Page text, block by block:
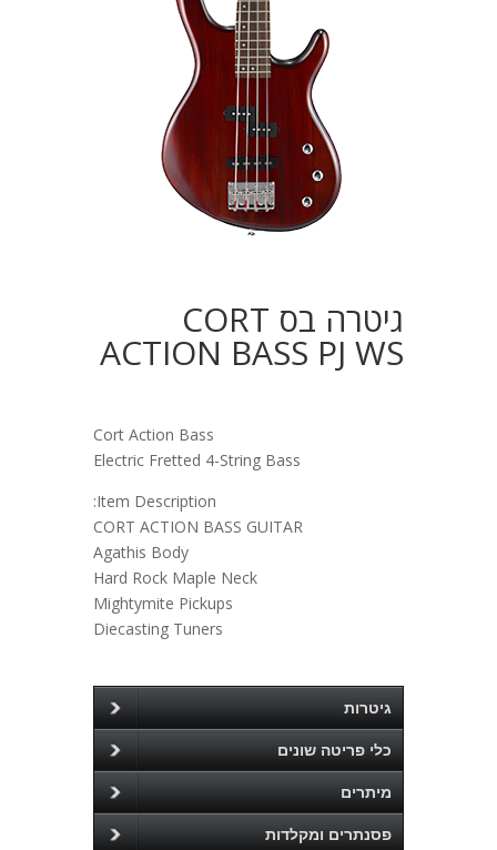
גיטרה בס CORT
ACTION BASS PJ WS
Cort Action Bass
Electric Fretted 4-String Bass
Item Description:
CORT ACTION BASS GUITAR
Agathis Body
Hard Rock Maple Neck
Mightymite Pickups
Diecasting Tuners
גיטרות
כלי פריטה שונים
מיתרים
פסנתרים ומקלדות